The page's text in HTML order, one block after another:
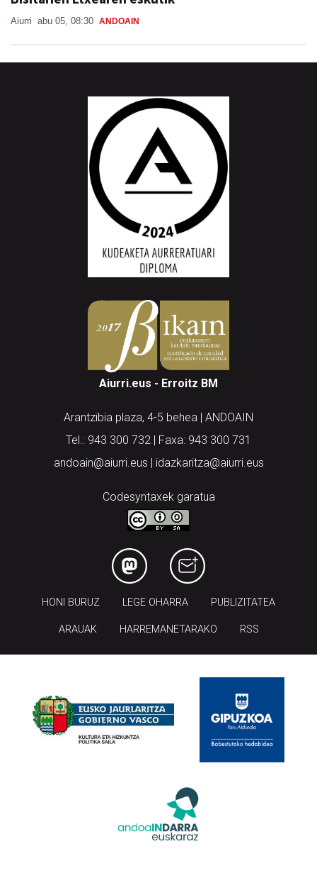
Aiurri abu 05, 08:30 ANDOAIN
Aiurri.eus - Erroitz BM
Arantzibia plaza, 4-5 behea | ANDOAIN
Tel.: 943 300 732 | Faxa: 943 300 731
andoain@aiurri.eus | idazkaritza@aiurri.eus
Codesyntaxek garatua
HONI BURUZ LEGE OHARRA PUBLIZITATEA
ARAUAK HARREMANETARAKO RSS